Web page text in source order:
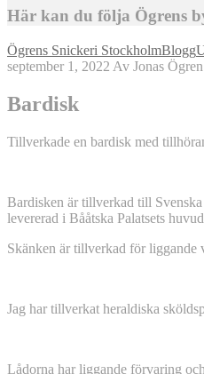
Här kan du följa Ögrens
Ögrens Snickeri StockholmBlogg
september 1, 2022 Av Jonas Ögren
Bardisk
Tillverkade en bardisk med
Bardisken är tillverkad till
levererad i Bååtska Palatsets
Skänken är tillverkad för liggande
Jag har tillverkat heraldiska
Lådorna har liggande förvaring